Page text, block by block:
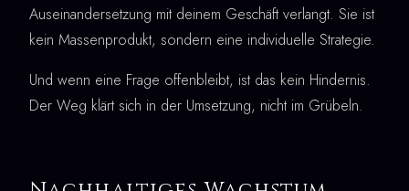
Auseinandersetzung mit deinem Geschäft verlangt. Sie ist
kein Massenprodukt, sondern eine individuelle Strategie.
Und wenn eine Frage offenbleibt, ist das kein Hindernis.
Der Weg klärt sich in der Umsetzung, nicht im Grübeln.